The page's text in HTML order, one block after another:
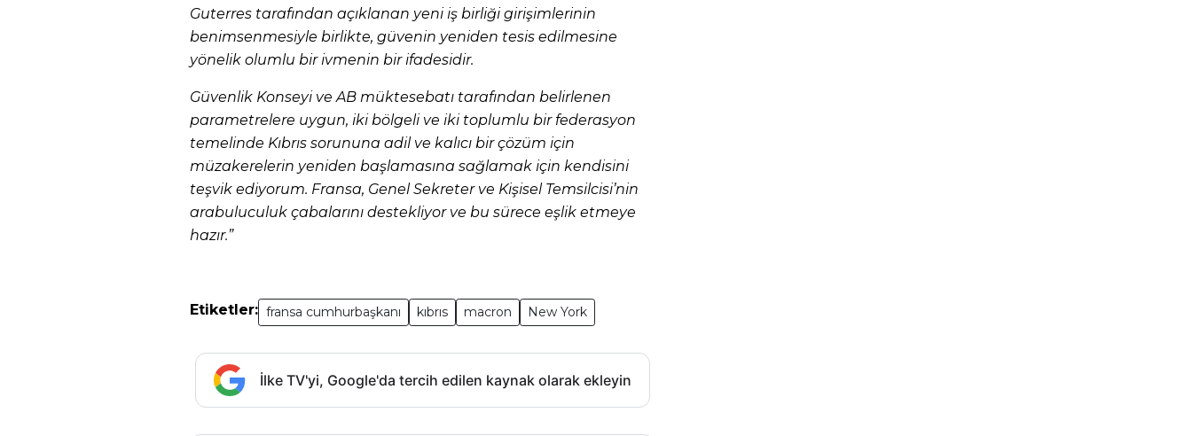
Guterres tarafından açıklanan yeni iş birliği girişimlerinin
benimsenmesiyle birlikte, güvenin yeniden tesis edilmesine
yönelik olumlu bir ivmenin bir ifadesidir.
Güvenlik Konseyi ve AB müktesebatı tarafından belirlenen
parametrelere uygun, iki bölgeli ve iki toplumlu bir federasyon
temelinde Kıbrıs sorununa adil ve kalıcı bir çözüm için
müzakerelerin yeniden başlamasına sağlamak için kendisini
teşvik ediyorum. Fransa, Genel Sekreter ve Kişisel Temsilcisi’nin
arabuluculuk çabalarını destekliyor ve bu sürece eşlik etmeye
hazır.”
Etiketler: fransa cumhurbaşkanı kıbrıs macron New York
İlke TV'yi, Google'da tercih edilen kaynak olarak ekleyin